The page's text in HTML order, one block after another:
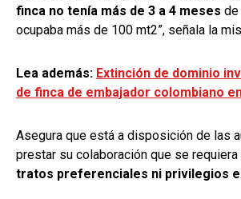
finca no tenía más de 3 a 4 meses de
ocupaba más de 100 mt2”, señala la
Lea además: Extinción de dominio
de finca de embajador colombiano
Asegura que está a disposición de las
prestar su colaboración que se requiera
tratos preferenciales ni privilegios